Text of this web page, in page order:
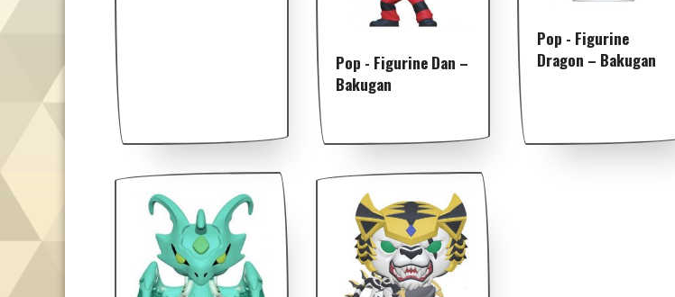
Pop - Figurine Dan –
Bakugan
Pop - Figurine
Dragon – Bakugan